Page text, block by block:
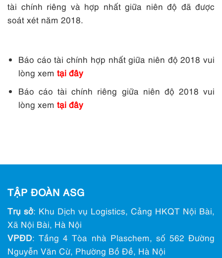
tài chính riêng và hợp nhất giữa niên độ đã được
soát xét năm 2018.
Báo cáo tài chính hợp nhất giữa niên độ 2018 vui
lòng xemtại đây
Báo cáo tài chính riêng giữa niên độ 2018 vui
lòng xemtại đây
TẬP ĐOÀN ASG
Trụ sở: Khu Dịch vụ Logistics, Cảng HKQT Nội Bài,
Xã Nội Bài, Hà Nội
VPĐD: Tầng 4 Tòa nhà Plaschem, số 562 Đường
Nguyễn Văn Cừ, Phường Bồ Đề, Hà Nội